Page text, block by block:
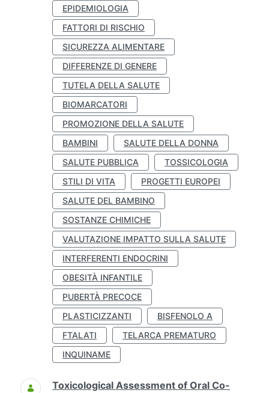
EPIDEMIOLOGIA
FATTORI DI RISCHIO
SICUREZZA ALIMENTARE
DIFFERENZE DI GENERE
TUTELA DELLA SALUTE
BIOMARCATORI
PROMOZIONE DELLA SALUTE
BAMBINI
SALUTE DELLA DONNA
SALUTE PUBBLICA
TOSSICOLOGIA
STILI DI VITA
PROGETTI EUROPEI
SALUTE DEL BAMBINO
SOSTANZE CHIMICHE
VALUTAZIONE IMPATTO SULLA SALUTE
INTERFERENTI ENDOCRINI
OBESITÀ INFANTILE
PUBERTÀ PRECOCE
PLASTICIZZANTI
BISFENOLO A
FTALATI
TELARCA PREMATURO
INQUINAME
Toxicological Assessment of Oral Co-